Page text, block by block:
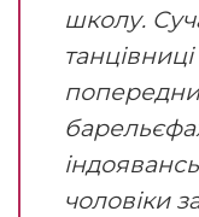
школу.
чоловіки